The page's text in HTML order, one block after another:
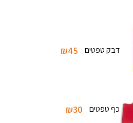
דבק טפטים ₪45
כף טפטים ₪30